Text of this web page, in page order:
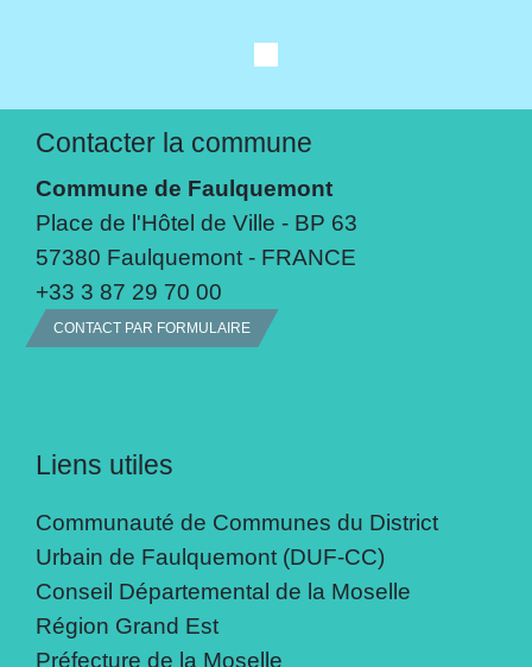
Contacter la commune
Commune de Faulquemont
Place de l'Hôtel de Ville - BP 63
57380 Faulquemont - FRANCE
+33 3 87 29 70 00
CONTACT PAR FORMULAIRE
Liens utiles
Communauté de Communes du District
Urbain de Faulquemont (DUF-CC)
Conseil Départemental de la Moselle
Région Grand Est
Préfecture de la Moselle